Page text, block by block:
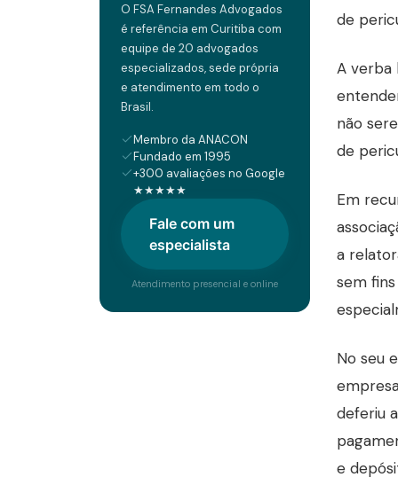
O FSA Fernandes Advogados
é referência em Curitiba com
equipe de 20 advogados
especializados, sede própria
e atendimento em todo o
Brasil.
Membro da ANACON
Fundado em 1995
+300 avaliações no Google
★★★★★
Fale com um
especialista
Atendimento presencial e online
de
A verba
não
de
Em
a
sem
No seu
deferiu
e